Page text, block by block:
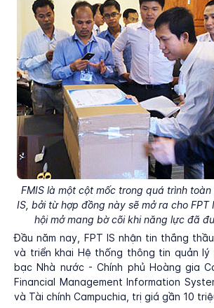
FMIS là một cột mốc trong quá trình
IS, bởi từ hợp đồng này sẽ mở ra cho FPT
hội mở mang bờ cõi khi năng lực đã
Đầu năm nay, FPT IS nhận tin thắng
và triển khai Hệ thống thông tin quản lý
bạc Nhà nước - Chính phủ Hoàng gia
Financial Management Information
và Tài chính Campuchia, trị giá gần 10